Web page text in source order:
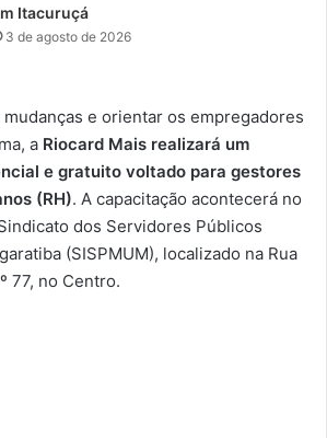
Itacuruçá
3 de agosto de 2026
mudanças e orientar os empregadores
a Riocard Mais realizará um
e gratuito voltado para gestores
(RH). A capacitação acontecerá no
dos Servidores Públicos
(SISPMUM), localizado na Rua
77, no Centro.